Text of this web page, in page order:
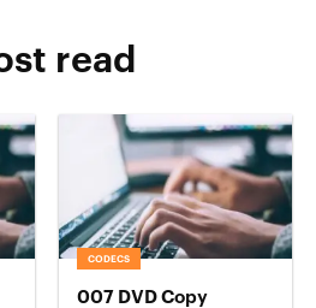
read
CODECS
007 DVD Copy